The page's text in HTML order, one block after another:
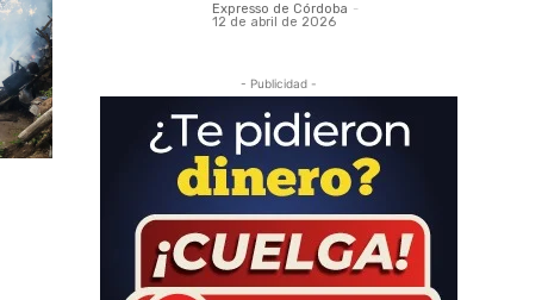
Expresso de Córdoba -
12 de abril de 2026
- Publicidad -